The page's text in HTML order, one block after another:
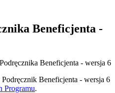
Beneficjenta -
Beneficjenta - wersja 6
Beneficjenta - wersja 6
Programu.